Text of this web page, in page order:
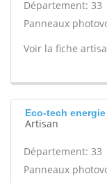
Département: 33
Panneaux
Voir la fiche
Eco-tech
Artisan
Département: 33
Panneaux